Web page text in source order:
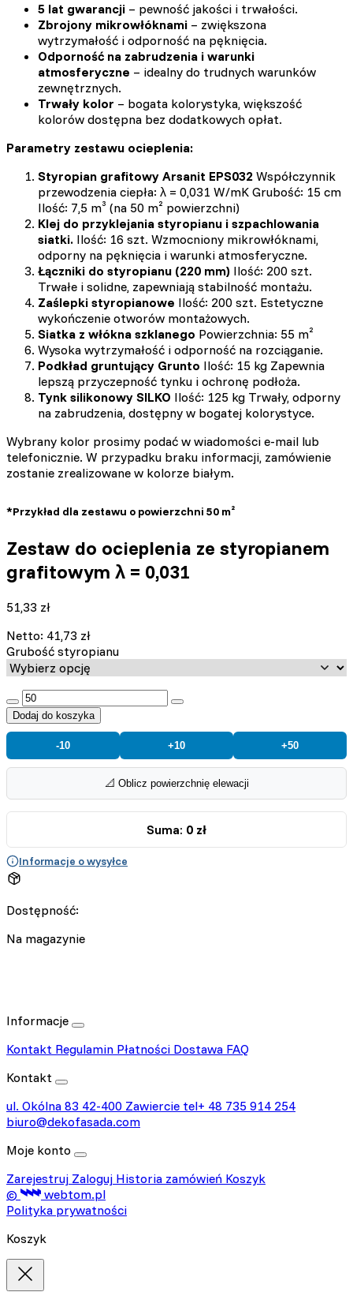
5 lat gwarancji – pewność jakości i trwałości.
Zbrojony mikrowłóknami – zwiększona
wytrzymałość i odporność na pęknięcia.
Odporność na zabrudzenia i warunki
atmosferyczne – idealny do trudnych warunków
zewnętrznych.
Trwały kolor – bogata kolorystyka, większość
kolorów dostępna bez dodatkowych opłat.
Parametry zestawu ocieplenia:
Styropian grafitowy Arsanit EPS032 Współczynnik
przewodzenia ciepła: λ = 0,031 W/mK Grubość: 15 cm
Ilość: 7,5 m³ (na 50 m² powierzchni)
Klej do przyklejania styropianu i szpachlowania
siatki. Ilość: 16 szt. Wzmocniony mikrowłóknami,
odporny na pęknięcia i warunki atmosferyczne.
Łączniki do styropianu (220 mm) Ilość: 200 szt.
Trwałe i solidne, zapewniają stabilność montażu.
Zaślepki styropianowe Ilość: 200 szt. Estetyczne
wykończenie otworów montażowych.
Siatka z włókna szklanego Powierzchnia: 55 m²
Wysoka wytrzymałość i odporność na rozciąganie.
Podkład gruntujący Grunto Ilość: 15 kg Zapewnia
lepszą przyczepność tynku i ochronę podłoża.
Tynk silikonowy SILKO Ilość: 125 kg Trwały, odporny
na zabrudzenia, dostępny w bogatej kolorystyce.
Wybrany kolor prosimy podać w wiadomości e-mail lub
telefonicznie. W przypadku braku informacji, zamówienie
zostanie zrealizowane w kolorze białym.
*Przykład dla zestawu o powierzchni 50 m²
Zestaw do ocieplenia ze styropianem
grafitowym λ = 0,031
51,33 zł
Netto: 41,73 zł
Grubość styropianu
:product_name quantity
Dodaj do koszyka
-10 +10 +50
📐 Oblicz powierzchnię elewacji
Suma: 0 zł
Informacje o wysyłce
Dostępność:
Na magazynie
Informacje
Kontakt Regulamin Płatności Dostawa FAQ
Kontakt
ul. Okólna 83 42-400 Zawiercie tel+ 48 735 914 254
biuro@dekofasada.com
Moje konto
Zarejestruj Zaloguj Historia zamówień Koszyk
©
webtom.pl
Polityka prywatności
Koszyk